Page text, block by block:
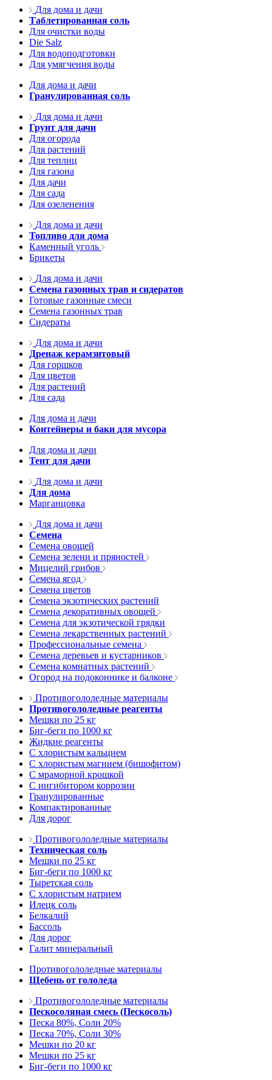
Для дома и дачи
Таблетированная соль
Для очистки воды
Die Salz
Для водоподготовки
Для умягчения воды
Для дома и дачи
Гранулированная соль
Для дома и дачи
Грунт для дачи
Для огорода
Для растений
Для теплиц
Для газона
Для дачи
Для сада
Для озеленения
Для дома и дачи
Топливо для дома
Каменный уголь
Брикеты
Для дома и дачи
Семена газонных трав и сидератов
Готовые газонные смеси
Семена газонных трав
Сидераты
Для дома и дачи
Дренаж керамзитовый
Для горшков
Для цветов
Для растений
Для сада
Для дома и дачи
Контейнеры и баки для мусора
Для дома и дачи
Тент для дачи
Для дома и дачи
Для дома
Марганцовка
Для дома и дачи
Семена
Семена овощей
Семена зелени и пряностей
Мицелий грибов
Семена ягод
Семена цветов
Семена экзотических растений
Семена декоративных овощей
Семена для экзотической грядки
Семена лекарственных растений
Профессиональные семена
Семена деревьев и кустарников
Семена комнатных растений
Огород на подоконнике и балконе
Противогололедные материалы
Противогололедные реагенты
Мешки по 25 кг
Биг-беги по 1000 кг
Жидкие реагенты
С хлористым кальцием
С хлористым магнием (бишофитом)
С мраморной крошкой
С ингибитором коррозии
Гранулированные
Компактированные
Для дорог
Противогололедные материалы
Техническая соль
Мешки по 25 кг
Биг-беги по 1000 кг
Тыретская соль
С хлористым натрием
Илецк соль
Белкалий
Бассоль
Для дорог
Галит минеральный
Противогололедные материалы
Щебень от гололеда
Противогололедные материалы
Пескосоляная смесь (Пескосоль)
Песка 80%, Соли 20%
Песка 70%, Соли 30%
Мешки по 20 кг
Мешки по 25 кг
Биг-беги по 1000 кг